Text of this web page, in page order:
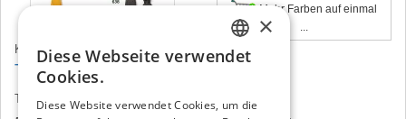
Mehr Farben auf einmal
Karten Nr.: 29005
Troddel
Troddel Länge 120 mm, Preis pro 1 St.
CZECH
×
Diese Webseite verwendet
Cookies.
Diese Website verwendet Cookies, um die